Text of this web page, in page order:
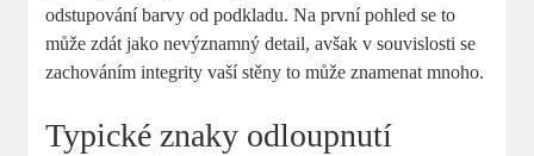
odstupování barvy od podkladu. Na první pohled se to
může zdát jako nevýznamný detail, avšak v souvislosti se
zachováním integrity vaší stěny to může znamenat mnoho.
Typické znaky odloupnutí